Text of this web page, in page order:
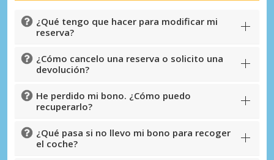
¿Qué tengo que hacer para modificar mi
reserva?
¿Cómo cancelo una reserva o solicito una
devolución?
He perdido mi bono. ¿Cómo puedo
recuperarlo?
¿Qué pasa si no llevo mi bono para recoger
el coche?